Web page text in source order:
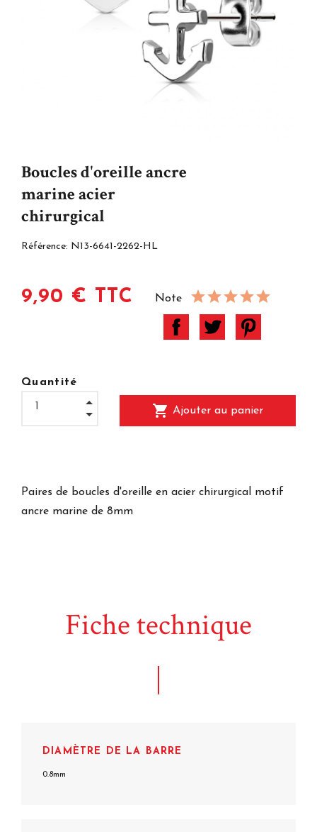
Boucles d'oreille ancre
marine acier
chirurgical
Référence: N13-6641-2262-HL
9,90 € TTC Note
Quantité
shopping_cart Ajouter au panier
Paires de boucles d'oreille en acier chirurgical motif
ancre marine de 8mm
Fiche technique
DIAMÈTRE DE LA BARRE
0.8mm